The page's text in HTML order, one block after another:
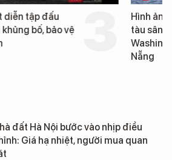
vệ
Hình ảnh đầu tiên về
tàu sân bay USS
Washington vừa đến
đất Hà Nội bước vào nhịp điều
Giá hạ nhiệt, người mua quan